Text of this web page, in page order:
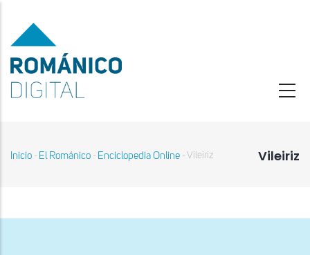
contenido
principal
Vileiriz
Inicio - El Románico - Enciclopedia Online - Vileiriz